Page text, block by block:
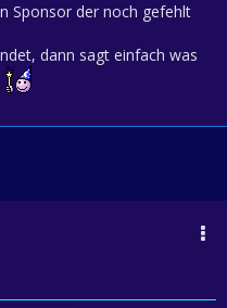
Sponsor der noch gefehlt
dann sagt einfach was